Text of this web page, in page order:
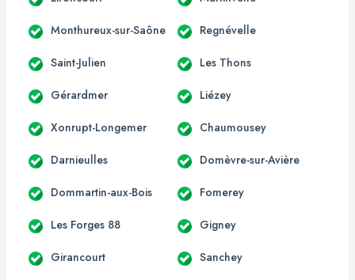
Monthureux-sur-Saône Regnévelle
Saint-Julien Les Thons
Gérardmer Liézey
Xonrupt-Longemer Chaumousey
Darnieulles Domèvre-sur-Avière
Dommartin-aux-Bois Fomerey
Les Forges 88 Gigney
Girancourt Sanchey